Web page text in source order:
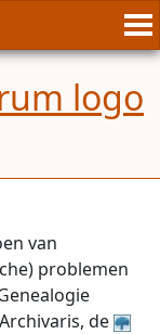
van
problemen
de